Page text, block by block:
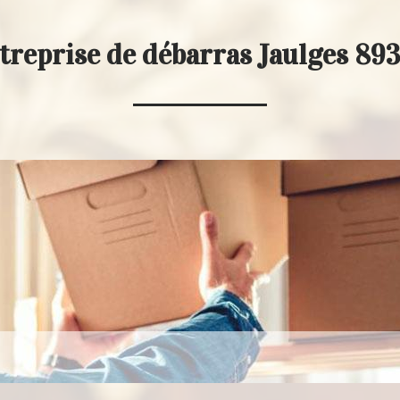
de débarras Jaulges